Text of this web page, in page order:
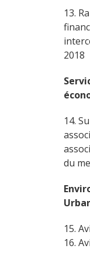
13.
2018
14.
du
15.
16.